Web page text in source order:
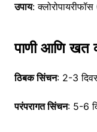
उपाय:
पाणी आणि खत
ठिबक सिंचन: 2-3
परंपरागत सिंचन: 5-6